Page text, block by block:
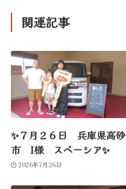
関連記事
✨７月２６日 兵庫県高砂
市 I様 スペーシア✨
2026年7月26日